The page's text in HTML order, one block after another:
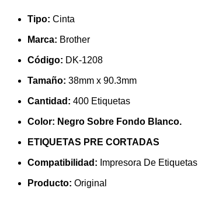
Tipo: Cinta
Marca: Brother
Código: DK-1208
Tamaño: 38mm x 90.3mm
Cantidad: 400 Etiquetas
Color: Negro Sobre Fondo Blanco.
ETIQUETAS PRE CORTADAS
Compatibilidad: Impresora De
Producto: Original